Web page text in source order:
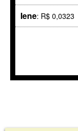
Iene: R$ 0,0323